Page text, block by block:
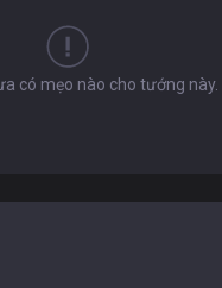
có mẹo nào cho tướng này.